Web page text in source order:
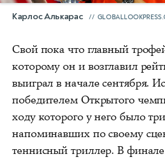
Карлос Алькарас
Свой пока что главный
которому он и возглавил
выиграл в начале сентября.
победителем Открытого
ходу которого у него было
напоминавших по своему
теннисный триллер. В